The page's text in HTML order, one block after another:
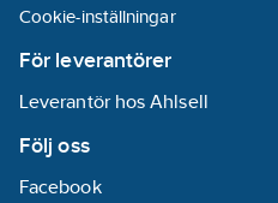
Cookie-inställningar
För leverantörer
Leverantör hos Ahlsell
Följ oss
Facebook